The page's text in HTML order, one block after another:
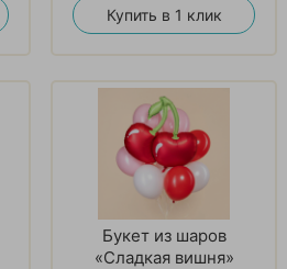
Купить в 1 клик
Букет из шаров
«Сладкая вишня»